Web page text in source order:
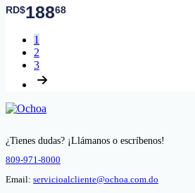
RD$18868
1
2
3
¿Tienes dudas? ¡Llámanos o escríbenos!
809-971-8000
Email: servicioalcliente@ochoa.com.do